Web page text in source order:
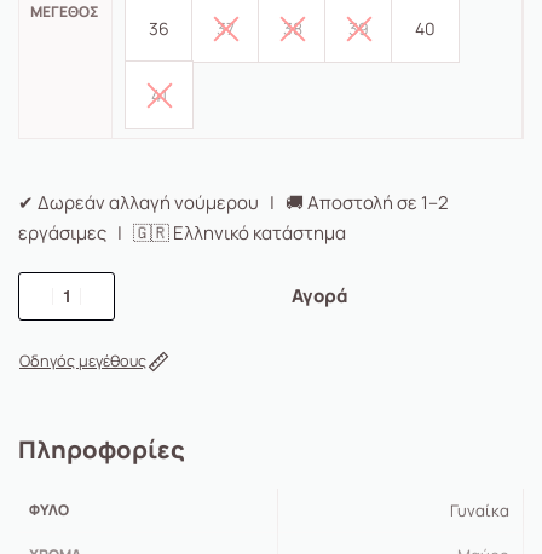
ΜΈΓΕΘΟΣ
36 37 38 39 40
41
✔ Δωρεάν αλλαγή νούμερου | 🚚 Αποστολή σε 1–2
εργάσιμες | 🇬🇷 Ελληνικό κατάστημα
Αγορά
Οδηγός μεγέθους
Πληροφορίες
ΦΎΛΟ Γυναίκα